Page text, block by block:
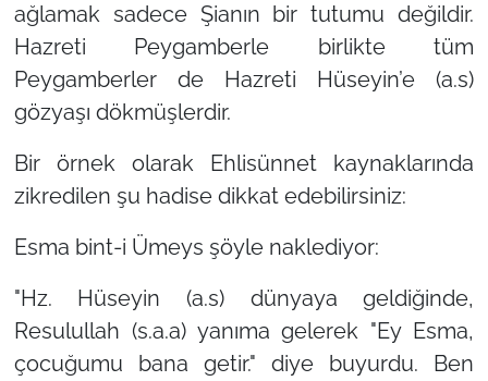
ağlamak sadece Şianın bir tutumu değildir.
Hazreti Peygamberle birlikte tüm
Peygamberler de Hazreti Hüseyin’e (a.s)
gözyaşı dökmüşlerdir.
Bir örnek olarak Ehlisünnet kaynaklarında
zikredilen şu hadise dikkat edebilirsiniz:
Esma bint-i Ümeys şöyle naklediyor:
"Hz. Hüseyin (a.s) dünyaya geldiğinde,
Resulullah (s.a.a) yanıma gelerek "Ey Esma,
çocuğumu bana getir." diye buyurdu. Ben